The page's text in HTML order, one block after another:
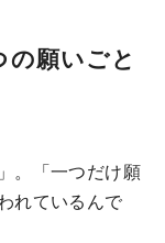
の願いごと
」。「一つだけ願
れているんで